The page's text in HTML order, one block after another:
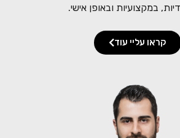
במקצועיות ובאופן אישי.
קראו עליי עוד